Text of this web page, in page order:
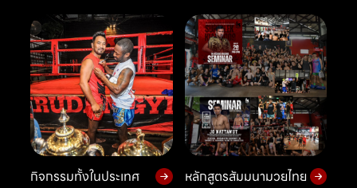
กิจกรรมทั้งในประเทศ
หลักสูตรสัมมนามวยไทย